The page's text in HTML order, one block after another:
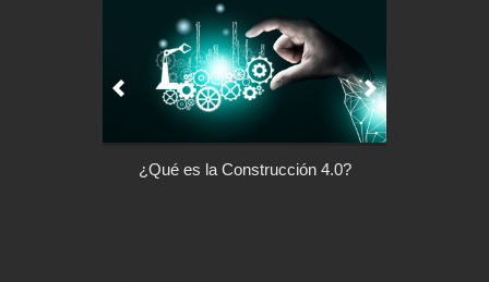
¿Qué es la Construcción 4.0?